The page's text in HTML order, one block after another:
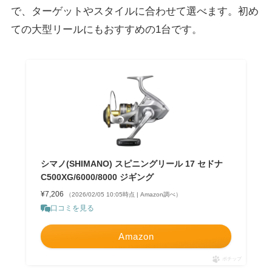
で、ターゲットやスタイルに合わせて選べます。初め
ての大型リールにもおすすめの1台です。
シマノ(SHIMANO) スピニングリール 17 セドナ
C500XG/6000/8000 ジギング
¥7,206 （2026/02/05 10:05時点 | Amazon調べ）
口コミを見る
Amazon
ポチップ